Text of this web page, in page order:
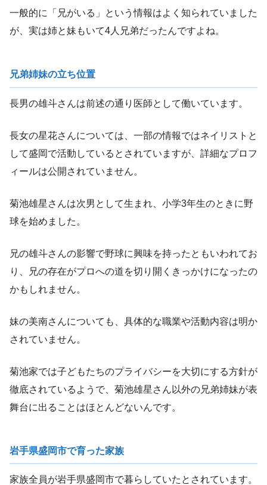
一般的に「兄がいる」という情報はよく知られていました
が、実は姉と妹もいて4人兄弟だったんですよね。
兄弟姉妹の立ち位置
長男の雄斗さんは前述の通り医師として働いています。
長女の星花さんについては、一部の情報ではネイリストと
して盛岡で活動しているとされていますが、詳細なプロフ
ィールは公開されていません。
菊池雄星さんは次男として生まれ、小学3年生のときに野
球を始めました。
兄の雄斗さんの影響で野球に興味を持ったともいわれてお
り、兄の存在がプロへの道を切り開くきっかけになったの
かもしれません。
妹の美南さんについても、具体的な職業や活動内容は明か
されていません。
菊池家では子どもたちのプライバシーを大切にする方針が
徹底されているようで、菊池雄星さん以外の兄弟姉妹が表
舞台に出ることはほとんどないんです。
岩手県盛岡市で育った家族
家族全員が岩手県盛岡市で暮らしていたとされています。